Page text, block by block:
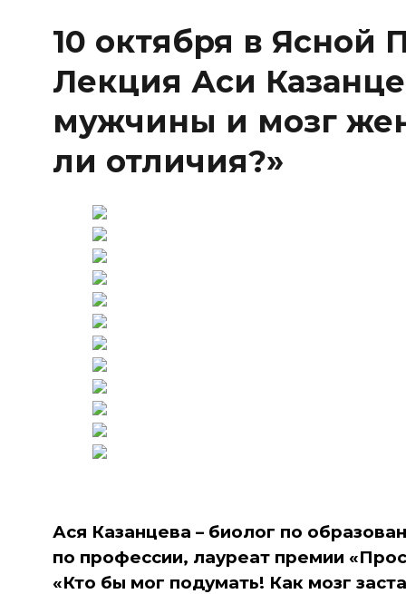
10 октября в Ясной
Лекция Аси
мужчины и мозг
ли отличия?»
Ася Казанцева – биолог по
по профессии, лауреат премии
«Кто бы мог подумать! Как мозг